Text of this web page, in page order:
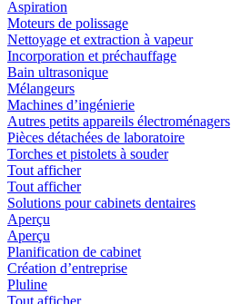
Aspiration
Moteurs de polissage
Nettoyage et extraction à vapeur
Incorporation et préchauffage
Bain ultrasonique
Mélangeurs
Machines d’ingénierie
Autres petits appareils électroménagers
Pièces détachées de laboratoire
Torches et pistolets à souder
Tout afficher
Tout afficher
Solutions pour cabinets dentaires
Aperçu
Aperçu
Planification de cabinet
Création d’entreprise
Pluline
Tout afficher